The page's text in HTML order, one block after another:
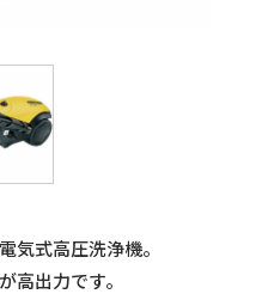
気式高圧洗浄機。
高出力です。